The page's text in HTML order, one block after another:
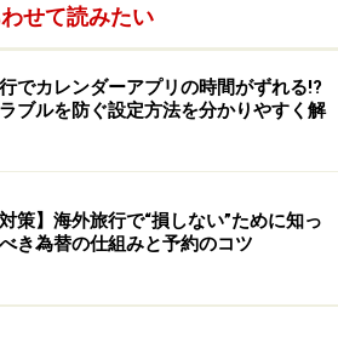
せて読みたい
でカレンダーアプリの時間がずれる!?
ブルを防ぐ設定方法を分かりやすく解
対策】海外旅行で“損しない”ために知っ
き為替の仕組みと予約のコツ